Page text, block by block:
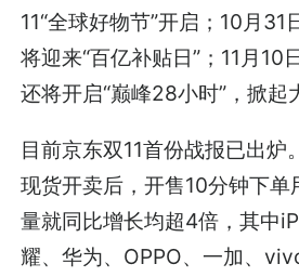
11“全球好物节”开启；10月31
将迎来“百亿补贴日”；11月10
还将开启“巅峰28小时”，掀起
目前京东双11首份战报已出炉
现货开卖后，开售10分钟下单
量就同比增长均超4倍，其中
耀、华为、OPPO、一加、